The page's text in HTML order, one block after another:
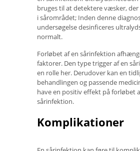
bruges til at detektere væsker,
i sårområdet; Inden denne
undersøgelse desinficeres
normalt.
Forløbet af en sårinfektion
faktorer. Den type trigger af en
en rolle her. Derudover kan en
behandlingen og passende
have en positiv effekt på forløbet
sårinfektion.
Komplikationer